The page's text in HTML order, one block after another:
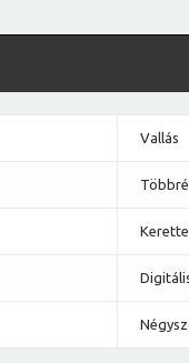
Vallás